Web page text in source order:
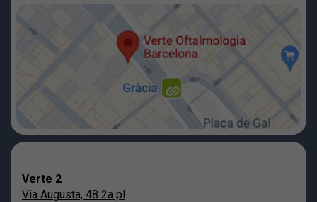
Verte 2
Via Augusta, 48 2a pl